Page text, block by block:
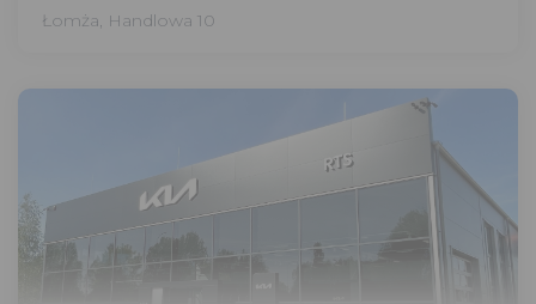
Łomża, Handlowa 10